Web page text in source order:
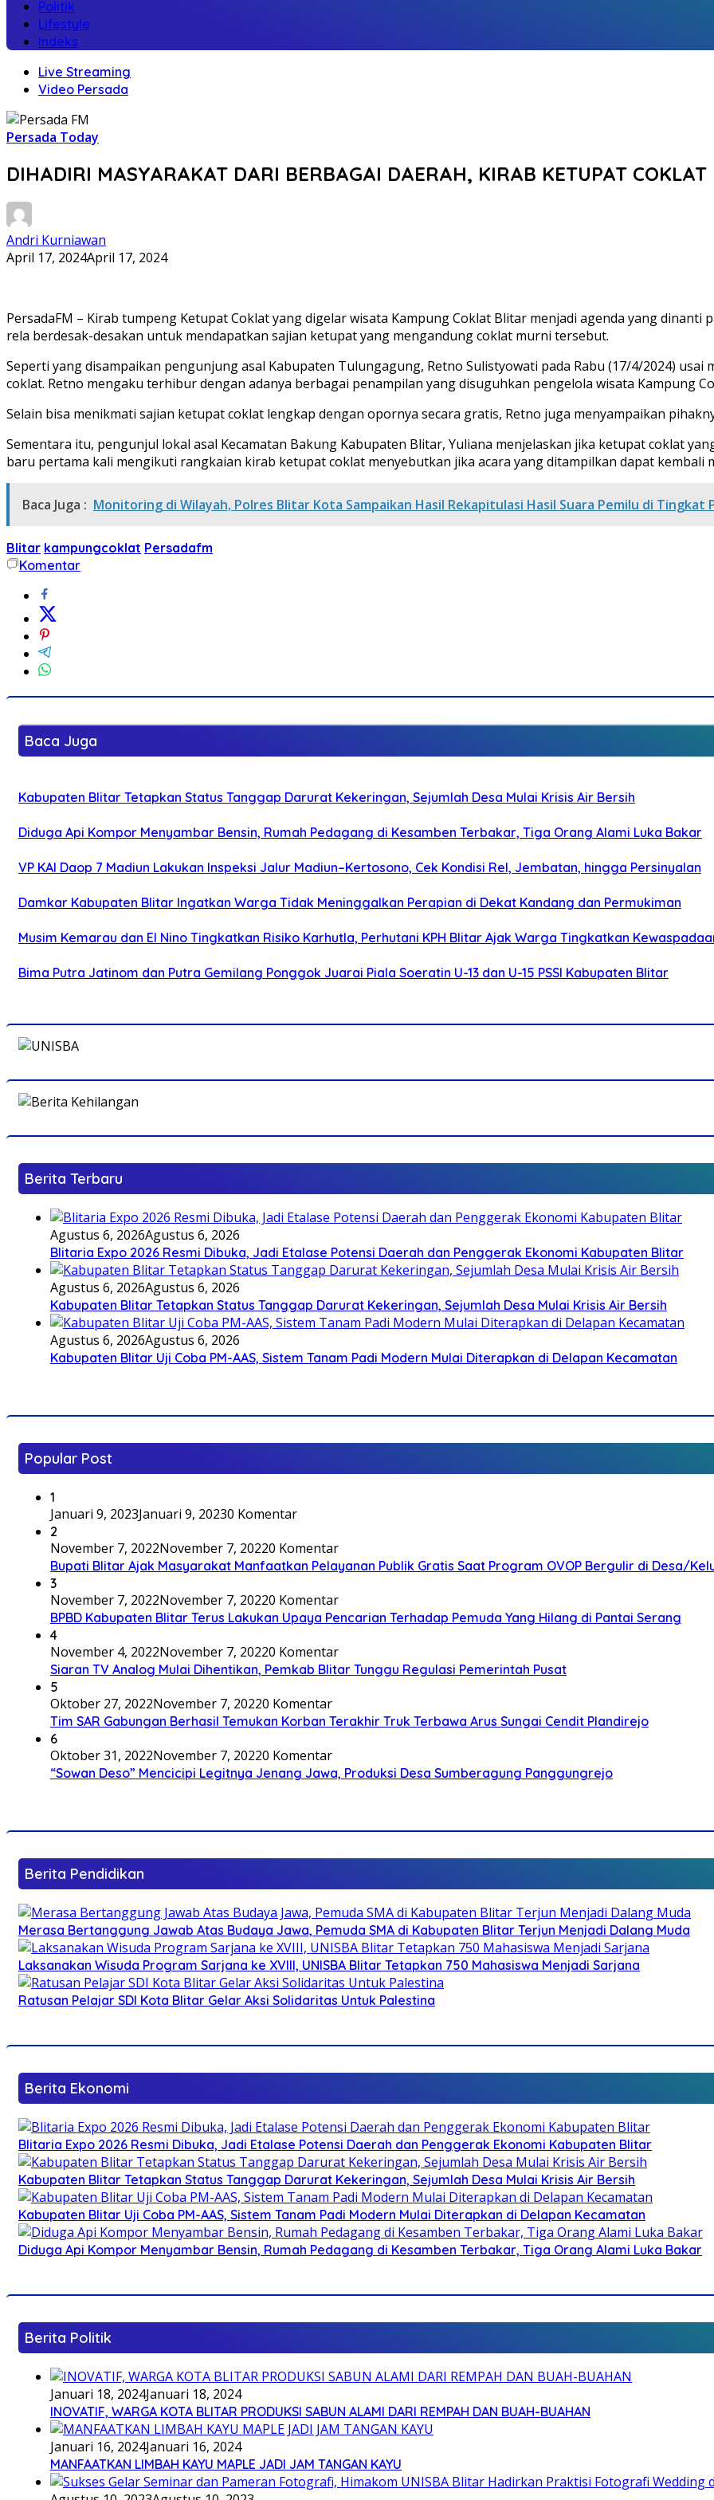
Politik
Lifestyle
Indeks
Live Streaming
Video Persada
Persada Today
DIHADIRI MASYARAKAT DARI BERBAGAI DAERAH, KIRAB KETUPAT
Andri Kurniawan
April 17, 2024April 17, 2024
PersadaFM – Kirab tumpeng Ketupat Coklat yang digelar wisata Kampung Coklat Blitar menjadi agenda yang
rela berdesak-desakan untuk mendapatkan sajian ketupat yang mengandung coklat murni tersebut.
Seperti yang disampaikan pengunjung asal Kabupaten Tulungagung, Retno Sulistyowati pada Rabu (17/4/2024)
coklat. Retno mengaku terhibur dengan adanya berbagai penampilan yang disuguhkan pengelola wisata Kampung
Selain bisa menikmati sajian ketupat coklat lengkap dengan opornya secara gratis, Retno juga menyampaikan
Sementara itu, pengunjul lokal asal Kecamatan Bakung Kabupaten Blitar, Yuliana menjelaskan jika ketupat coklat
baru pertama kali mengikuti rangkaian kirab ketupat coklat menyebutkan jika acara yang ditampilkan dapat kembali
Baca Juga : Monitoring di Wilayah, Polres Blitar Kota Sampaikan Hasil Rekapitulasi Hasil Suara Pemilu di Tingkat
Blitar kampungcoklat Persadafm
Komentar
Baca Juga
Kabupaten Blitar Tetapkan Status Tanggap Darurat Kekeringan, Sejumlah Desa Mulai Krisis Air Bersih
Diduga Api Kompor Menyambar Bensin, Rumah Pedagang di Kesamben Terbakar, Tiga Orang Alami Luka Bakar
VP KAI Daop 7 Madiun Lakukan Inspeksi Jalur Madiun–Kertosono, Cek Kondisi Rel, Jembatan, hingga Persinyalan
Damkar Kabupaten Blitar Ingatkan Warga Tidak Meninggalkan Perapian di Dekat Kandang dan Permukiman
Musim Kemarau dan El Nino Tingkatkan Risiko Karhutla, Perhutani KPH Blitar Ajak Warga Tingkatkan
Bima Putra Jatinom dan Putra Gemilang Ponggok Juarai Piala Soeratin U-13 dan U-15 PSSI Kabupaten Blitar
Berita Terbaru
Agustus 6, 2026Agustus 6, 2026
Blitaria Expo 2026 Resmi Dibuka, Jadi Etalase Potensi Daerah dan Penggerak Ekonomi Kabupaten Blitar
Agustus 6, 2026Agustus 6, 2026
Kabupaten Blitar Tetapkan Status Tanggap Darurat Kekeringan, Sejumlah Desa Mulai Krisis Air Bersih
Agustus 6, 2026Agustus 6, 2026
Kabupaten Blitar Uji Coba PM-AAS, Sistem Tanam Padi Modern Mulai Diterapkan di Delapan Kecamatan
Popular Post
1
Januari 9, 2023Januari 9, 20230 Komentar
2
November 7, 2022November 7, 20220 Komentar
Bupati Blitar Ajak Masyarakat Manfaatkan Pelayanan Publik Gratis Saat Program OVOP Bergulir di Desa/
3
November 7, 2022November 7, 20220 Komentar
BPBD Kabupaten Blitar Terus Lakukan Upaya Pencarian Terhadap Pemuda Yang Hilang di Pantai Serang
4
November 4, 2022November 7, 20220 Komentar
Siaran TV Analog Mulai Dihentikan, Pemkab Blitar Tunggu Regulasi Pemerintah Pusat
5
Oktober 27, 2022November 7, 20220 Komentar
Tim SAR Gabungan Berhasil Temukan Korban Terakhir Truk Terbawa Arus Sungai Cendit Plandirejo
6
Oktober 31, 2022November 7, 20220 Komentar
“Sowan Deso” Mencicipi Legitnya Jenang Jawa, Produksi Desa Sumberagung Panggungrejo
Berita Pendidikan
Merasa Bertanggung Jawab Atas Budaya Jawa, Pemuda SMA di Kabupaten Blitar Terjun Menjadi Dalang Muda
Laksanakan Wisuda Program Sarjana ke XVIII, UNISBA Blitar Tetapkan 750 Mahasiswa Menjadi Sarjana
Ratusan Pelajar SDI Kota Blitar Gelar Aksi Solidaritas Untuk Palestina
Berita Ekonomi
Blitaria Expo 2026 Resmi Dibuka, Jadi Etalase Potensi Daerah dan Penggerak Ekonomi Kabupaten Blitar
Kabupaten Blitar Tetapkan Status Tanggap Darurat Kekeringan, Sejumlah Desa Mulai Krisis Air Bersih
Kabupaten Blitar Uji Coba PM-AAS, Sistem Tanam Padi Modern Mulai Diterapkan di Delapan Kecamatan
Diduga Api Kompor Menyambar Bensin, Rumah Pedagang di Kesamben Terbakar, Tiga Orang Alami Luka Bakar
Berita Politik
Januari 18, 2024Januari 18, 2024
INOVATIF, WARGA KOTA BLITAR PRODUKSI SABUN ALAMI DARI REMPAH DAN BUAH-BUAHAN
Januari 16, 2024Januari 16, 2024
MANFAATKAN LIMBAH KAYU MAPLE JADI JAM TANGAN KAYU